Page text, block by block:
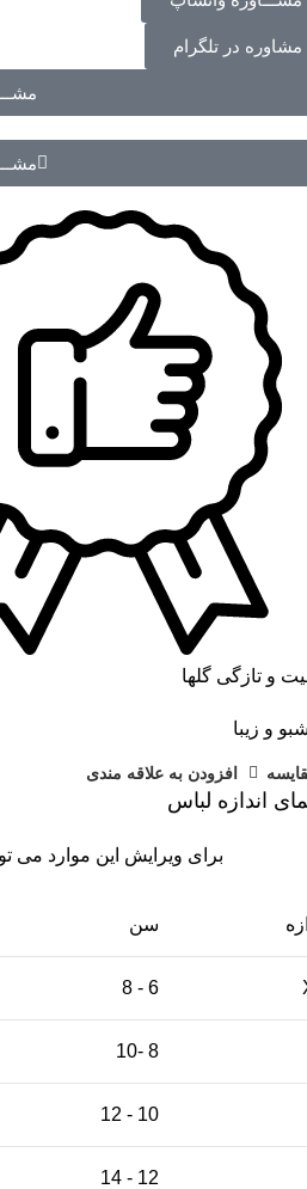
مشاوره در تلگرام
و تازگی گلها
و زیبا
افزودن به علاقه مندی
اندازه لباس
برای ویرایش این موارد می
سن
6 - 8
8 -10
10 - 12
12 - 14